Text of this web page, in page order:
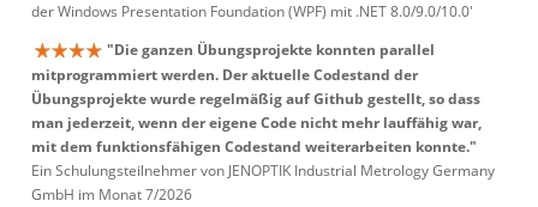
der Windows Presentation Foundation (WPF) mit .NET 8.0/9.0/10.0'
"Die ganzen Übungsprojekte konnten parallel
mitprogrammiert werden. Der aktuelle Codestand der
Übungsprojekte wurde regelmäßig auf Github gestellt, so dass
man jederzeit, wenn der eigene Code nicht mehr lauffähig war,
mit dem funktionsfähigen Codestand weiterarbeiten konnte."
Ein Schulungsteilnehmer von JENOPTIK Industrial Metrology Germany
GmbH im Monat 7/2026